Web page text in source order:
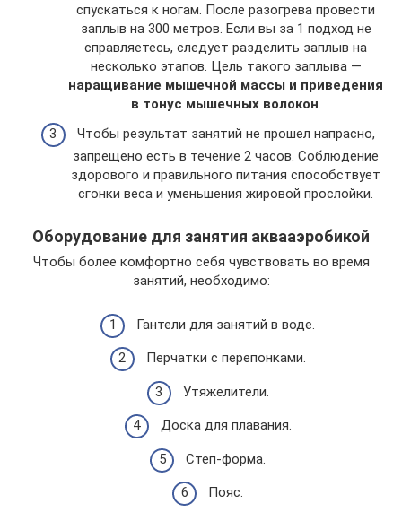
спускаться к ногам. После разогрева провести
заплыв на 300 метров. Если вы за 1 подход не
справляетесь, следует разделить заплыв на
несколько этапов. Цель такого заплыва —
наращивание мышечной массы и приведения
в тонус мышечных волокон.
Чтобы результат занятий не прошел напрасно,
запрещено есть в течение 2 часов. Соблюдение
здорового и правильного питания способствует
сгонки веса и уменьшения жировой прослойки.
Оборудование для занятия аквааэробикой
Чтобы более комфортно себя чувствовать во время
занятий, необходимо:
Гантели для занятий в воде.
Перчатки с перепонками.
Утяжелители.
Доска для плавания.
Степ-форма.
Пояс.